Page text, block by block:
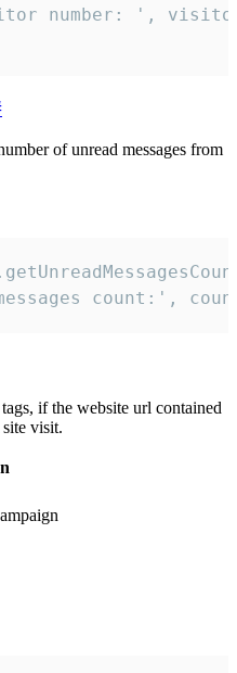
number: ',
of unread messages from
count:',
if the website url contained
visit.